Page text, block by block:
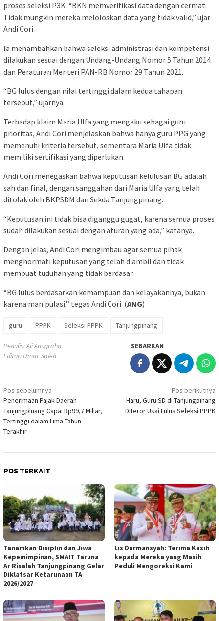
proses seleksi P3K. “BKN memverifikasi data dengan cermat.
Tidak mungkin mereka meloloskan data yang tidak valid,” ujar
Andi Cori.
Ia menambahkan bahwa seleksi administrasi dan kompetensi
dilakukan sesuai dengan Undang-Undang Nomor 5 Tahun 2014
dan Peraturan Menteri PAN-RB Nomor 29 Tahun 2021.
“BG lulus dengan nilai tertinggi dalam kedua tahapan
tersebut,” ujarnya.
Terhadap klaim Maria Ulfa yang mengaku sebagai guru
prioritas, Andi Cori menjelaskan bahwa hanya guru PPG yang
memenuhi kriteria tersebut, sementara Maria Ulfa tidak
memiliki sertifikasi yang diperlukan.
Andi Cori menegaskan bahwa keputusan kelulusan BG adalah
sah dan final, dengan sanggahan dari Maria Ulfa yang telah
ditolak oleh BKPSDM dan Sekda Tanjungpinang.
“Keputusan ini tidak bisa diganggu gugat, karena semua proses
sudah dilakukan sesuai dengan aturan yang ada,” katanya.
Dengan jelas, Andi Cori mengimbau agar semua pihak
menghormati keputusan yang telah diambil dan tidak
membuat tuduhan yang tidak berdasar.
“BG lulus berdasarkan kemampuan dan kelayakannya, bukan
karena manipulasi,” tegas Andi Cori. (ANG)
guru PPPK Seleksi PPPK Tanjungpinang
Penulis: Aji Anugraha
Editor: Umar Saleh
SEBARKAN
Navigasi
pos
Pos sebelumnya
Penerimaan Pajak Daerah
Tanjungpinang Capai Rp99,7 Miliar,
Tertinggi dalam Lima Tahun
Terakhir
Pos berikutnya
Haru, Guru SD di Tanjungpinang
Diteror Usai Lulus Seleksi PPPK
POS TERKAIT
Tanamkan Disiplin dan Jiwa
Kepemimpinan, SMAIT Taruna
Ar Risalah Tanjungpinang Gelar
Diklatsar Ketarunaan TA
2026/2027
Lis Darmansyah: Terima Kasih
kepada Mereka yang Masih
Peduli Mengoreksi Kami